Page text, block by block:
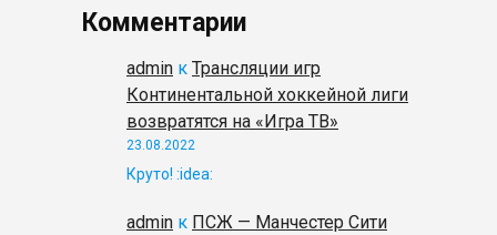
Комментарии
admin к Трансляции игр
Континентальной хоккейной лиги
возвратятся на «Игра ТВ»
23.08.2022
Круто! :idea:
admin к ПСЖ — Манчестер Сити